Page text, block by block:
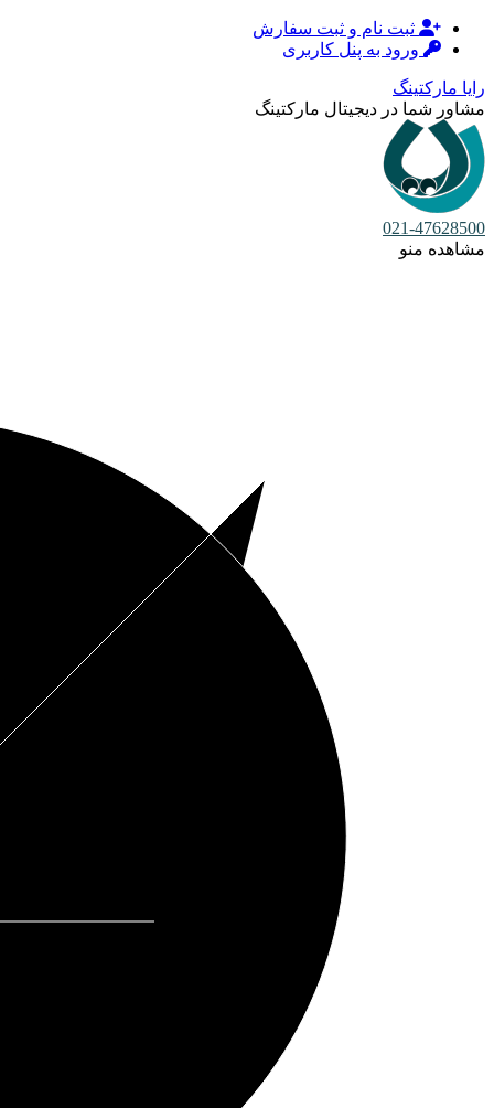
ثبت نام و ثبت سفارش
ورود به پنل کاربری
رایا مارکتینگ
مشاور شما در دیجیتال مارکتینگ
021-47628500
مشاهده منو